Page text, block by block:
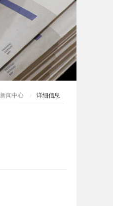
详细信息
新闻中心